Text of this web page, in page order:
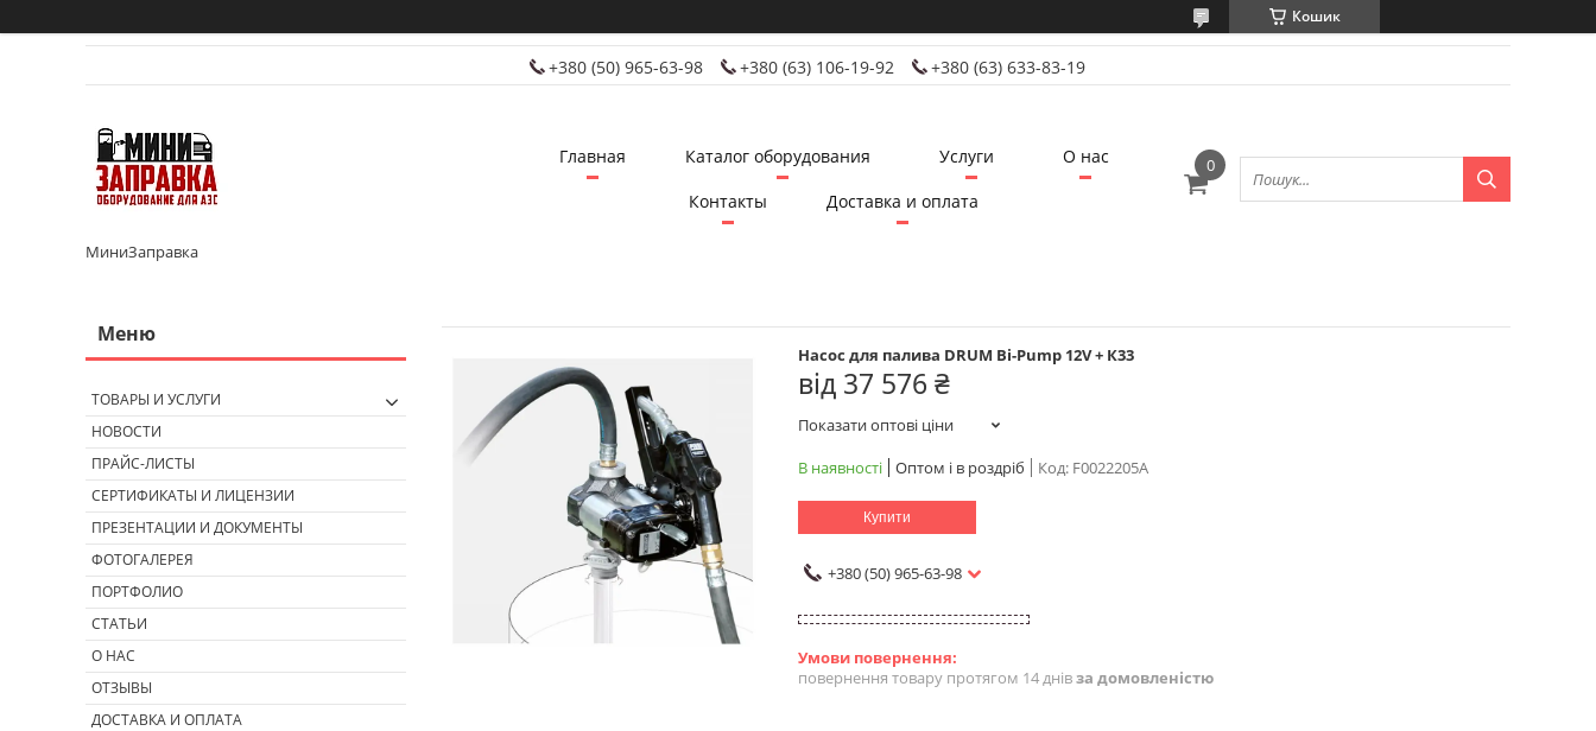
Кошик
+380 (50) 965-63-98 +380 (63) 106-19-92 +380 (63) 633-83-19
МиниЗаправка
Главная Каталог оборудования Услуги
О нас
Контакты
Доставка и оплата
Насос для палива DRUM Bi-Pump 12V + К33
від 37 576 ₴
Показати оптові ціни
В наявності
Оптом і в роздріб Код: F0022205A
Купити
+380 (50) 965-63-98
повернення товару протягом 14 днівза домовленістю
ТОВАРЫ И УСЛУГИ
НОВОСТИ
ПРАЙС-ЛИСТЫ
СЕРТИФИКАТЫ И ЛИЦЕНЗИИ
ПРЕЗЕНТАЦИИ И ДОКУМЕНТЫ
ФОТОГАЛЕРЕЯ
ПОРТФОЛИО
СТАТЬИ
О НАС
ОТЗЫВЫ
ДОСТАВКА И ОПЛАТА